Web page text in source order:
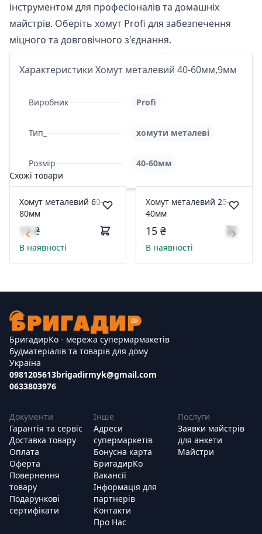
інструментом для професіоналів та домашніх
майстрів. Оберіть хомут Profi для забезпечення
міцного та довговічного з'єднання.
Характеристики Хомут металевий 40-60мм,9мм
Виробник Profi
Тип_ хомути металеві
Розмір
40-60мм
Схожі товари
Хомут металевий 60-
80мм
19 ₴
В наявності
Хомут металевий 25-
40мм
15 ₴
В наявності
БригадирКо - мережа супермармакетів
будматеріалів та товарів для дому
Україна
0981205613
0633803976
brigadirmyk@gmail.com
Документи
Гарантія та сервіс
Доставка товару
Оплата
Оферта
Повернення
товару
Подарункові
сертифікати
Інше
Адреси
супермаркетів
Бонусна карта
БригадирКо
Вакансії
Інформація для
партнерів
Контакти
Про Нас
Послуги
Заявки майстрів
для анкети
Майстри